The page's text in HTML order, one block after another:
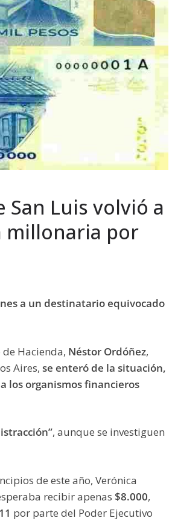
San Luis volvió a
por
a un destinatario equivocado
Hacienda, Néstor Ordóñez,
Aires, se enteró de la situación,
los organismos financieros
, aunque se investiguen
de este año, Verónica
recibir apenas $8.000,
por parte del Poder Ejecutivo